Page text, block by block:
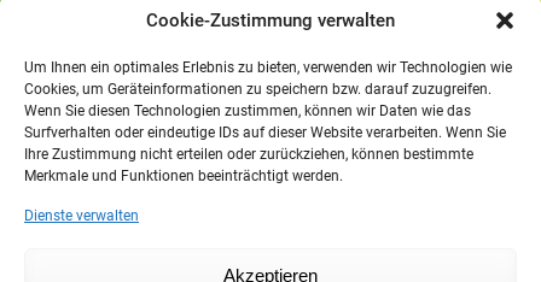
Cookie-Zustimmung verwalten
Um Ihnen ein optimales Erlebnis zu bieten, verwenden wir Technologien wie
Cookies, um Geräteinformationen zu speichern bzw. darauf zuzugreifen.
Wenn Sie diesen Technologien zustimmen, können wir Daten wie das
Surfverhalten oder eindeutige IDs auf dieser Website verarbeiten. Wenn Sie
Ihre Zustimmung nicht erteilen oder zurückziehen, können bestimmte
Merkmale und Funktionen beeinträchtigt werden.
Dienste verwalten
Akzeptieren
Rheinlandstraße 80
Öffnungszeiten
Mo. - Fr.
07.30 - 13.00 Uhr
Mo. - Do.
13:30 - 15.30 Uhr